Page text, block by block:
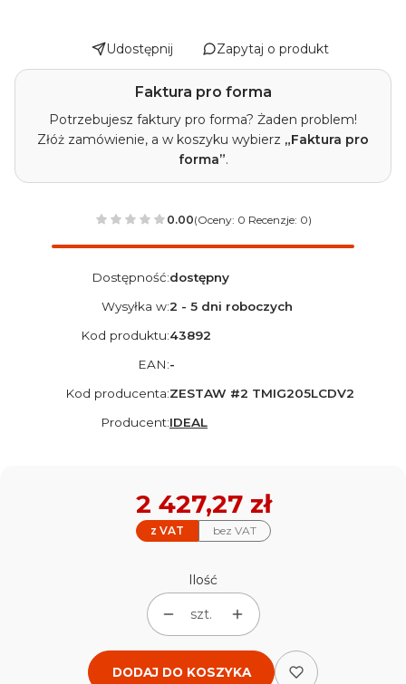
Udostępnij Zapytaj o produkt
Faktura pro forma
Potrzebujesz faktury pro forma? Żaden problem!
Złóż zamówienie, a w koszyku wybierz „Faktura pro
forma”.
0.00(Oceny: 0 Recenzje: 0)
Dostępność:dostępny
Wysyłka w:2 - 5 dni roboczych
Kod produktu:43892
EAN:-
Kod producenta:ZESTAW #2 TMIG205LCDV2
Producent:IDEAL
z VAT bez VAT
Cena
2 427,27 zł
Ilość
szt.
DODAJ DO KOSZYKA